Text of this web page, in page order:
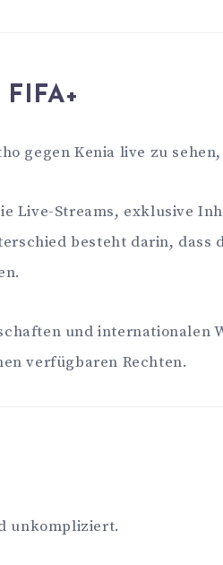
FIFA+
gegen Kenia live zu
Live-Streams, exklusive
besteht darin, dass
und internationalen
verfügbaren Rechten.
unkompliziert.